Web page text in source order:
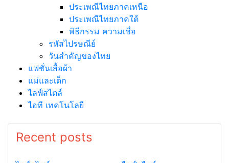
ประเพณีไทยภาคเหนือ
ประเพณีไทยภาคใต้
พิธีกรรม ความเชื่อ
รหัสไปรษณีย์
วันสำคัญของไทย
แฟชั่นเสื้อผ้า
แม่และเด็ก
ไลฟ์สไตล์
ไอที เทคโนโลยี
Recent posts